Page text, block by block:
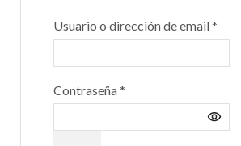
Usuario o dirección de email*
Contraseña*